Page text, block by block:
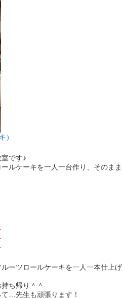
）
です♪
ルケーキを一人一台作り、そのまま
ーツロールケーキを一人一本仕上げ
ち帰り＾＾
…先生も頑張ります！